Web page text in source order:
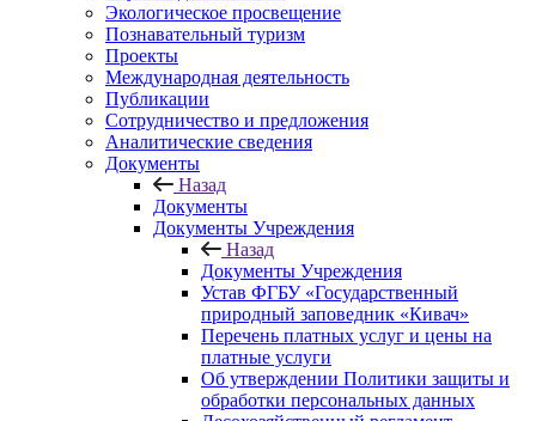
Экологическое просвещение
Познавательный туризм
Проекты
Международная деятельность
Публикации
Сотрудничество и предложения
Аналитические сведения
Документы
Назад
Документы
Документы Учреждения
Назад
Документы Учреждения
Устав ФГБУ «Государственный
природный заповедник «Кивач»
Перечень платных услуг и цены на
платные услуги
Об утверждении Политики защиты и
обработки персональных данных